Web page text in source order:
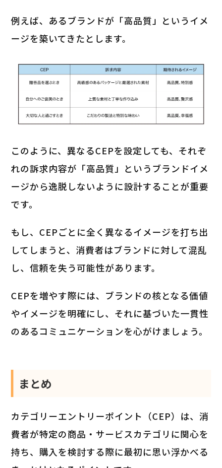
例えば、あるブランドが「高品質」というイメ
ージを築いてきたとします。
このように、異なるCEPを設定しても、それぞ
れの訴求内容が「高品質」というブランドイメ
ージから逸脱しないように設計することが重要
です。
もし、CEPごとに全く異なるイメージを打ち出
してしまうと、消費者はブランドに対して混乱
し、信頼を失う可能性があります。
CEPを増やす際には、ブランドの核となる価値
やイメージを明確にし、それに基づいた一貫性
のあるコミュニケーションを心がけましょう。
まとめ
カテゴリーエントリーポイント（CEP）は、消
費者が特定の商品・サービスカテゴリに関心を
持ち、購入を検討する際に最初に思い浮かべる